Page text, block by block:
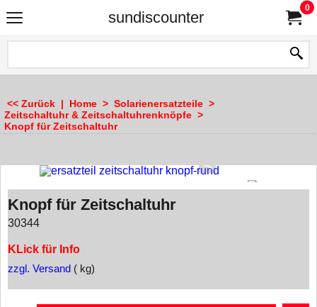
sundiscounter
0
<< Zurück | Home > Solarienersatzteile >
Zeitschaltuhr & Zeitschaltuhrenknöpfe >
Knopf für Zeitschaltuhr
Knopf für Zeitschaltuhr
30344
KLick für Info
zzgl. Versand kg